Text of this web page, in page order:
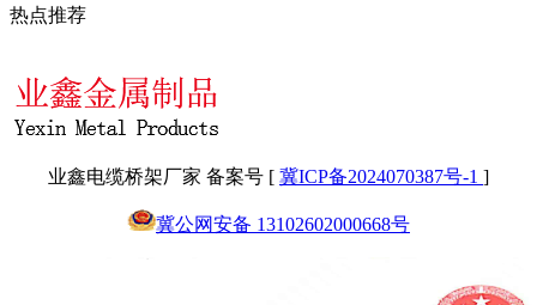
热点推荐
业鑫电缆桥架厂家 备案号 [ 冀ICP备2024070387号-1 ]
冀公网安备 13102602000668号